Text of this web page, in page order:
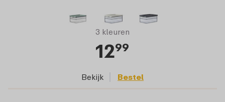
3 kleuren
1299
Bekijk Bestel